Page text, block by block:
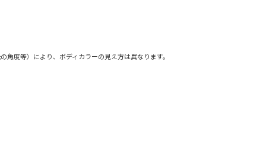
度等）により、ボディカラーの見え方は異なります。